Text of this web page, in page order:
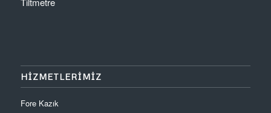
Tiltmetre
HİZMETLERİMİZ
Fore Kazık